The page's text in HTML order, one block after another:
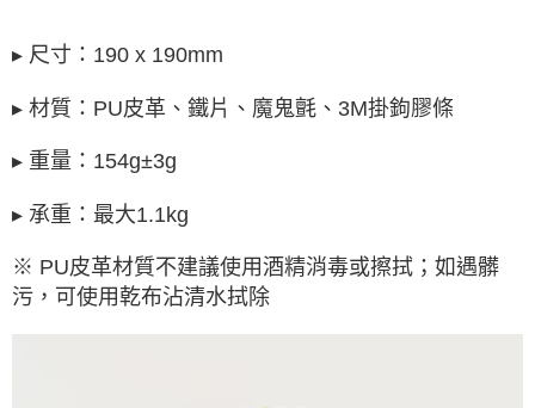
▸ 尺寸：190 x 190mm
▸ 材質：PU皮革、鐵片、魔鬼氈、3M掛鉤膠條
▸ 重量：154g±3g
▸ 承重：最大1.1kg
※ PU皮革材質不建議使用酒精消毒或擦拭；如遇髒
污，可使用乾布沾清水拭除